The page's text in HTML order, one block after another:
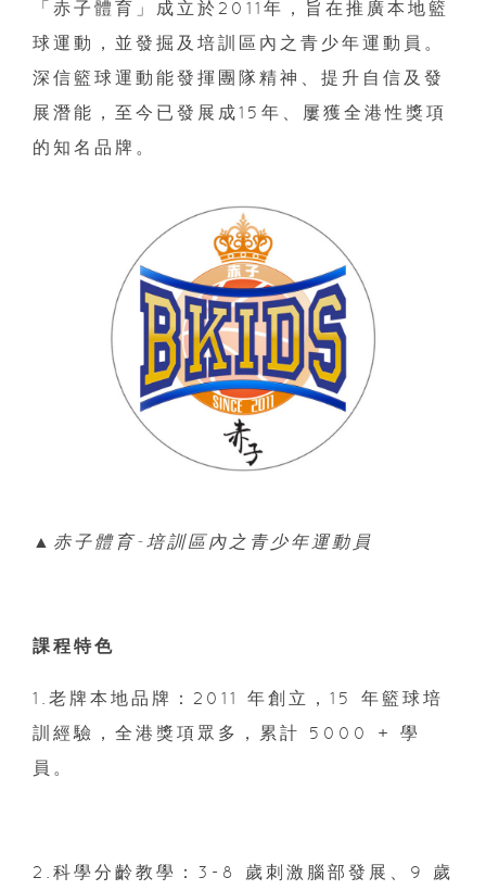
「赤子體育」成立於2011年，旨在推廣本地籃
球運動，並發掘及培訓區內之青少年運動員。
深信籃球運動能發揮團隊精神、提升自信及發
展潛能，至今已發展成15年、屢獲全港性獎項
的知名品牌。
▲赤子體育-培訓區內之青少年運動員
課程特色
1.老牌本地品牌：2011 年創立，15 年籃球培
訓經驗，全港獎項眾多，累計 5000 + 學
員。
2.科學分齡教學：3-8 歲刺激腦部發展、9 歲